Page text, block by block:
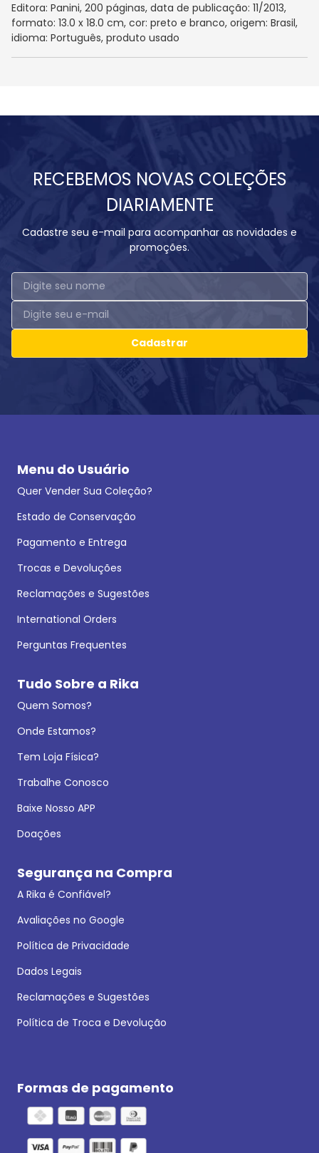
Editora: Panini, 200 páginas, data de publicação: 11/2013,
formato: 13.0 x 18.0 cm, cor: preto e branco, origem: Brasil,
idioma: Português, produto usado
RECEBEMOS NOVAS COLEÇÕES
DIARIAMENTE
Cadastre seu e-mail para acompanhar as novidades e
promoções.
Cadastrar
Menu do Usuário
Quer Vender Sua Coleção?
Estado de Conservação
Pagamento e Entrega
Trocas e Devoluções
Reclamações e Sugestões
International Orders
Perguntas Frequentes
Tudo Sobre a Rika
Quem Somos?
Onde Estamos?
Tem Loja Física?
Trabalhe Conosco
Baixe Nosso APP
Doações
Segurança na Compra
A Rika é Confiável?
Avaliações no Google
Política de Privacidade
Dados Legais
Reclamações e Sugestões
Política de Troca e Devolução
Formas de pagamento